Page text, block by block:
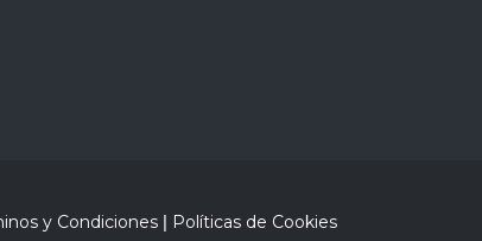
y Condiciones | Políticas de Cookies